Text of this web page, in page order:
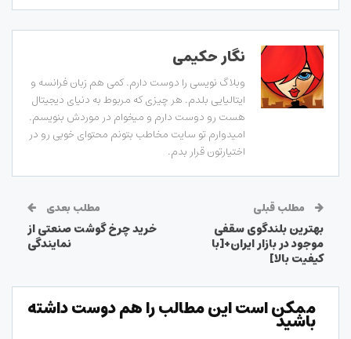
نگار حکیمی
وبلاگ نویسی را دوست دارم. کمی هم زبان فرانسه و
ایتالیایی بلدم. هر چیزی که مربوط به دنیای دیجیتال
هست رو دوست دارم و میخوام در موردش بنویسم.
امیدوارم تو سایت مخاطب بتونم محتوای خوبی رو در
اختیارتون قرار بدم.
مطلب قبلی
بهترین بلندگوی سقفی
موجود در بازار ایران+[با
کیفیت بالا]
مطلب بعدی
خرید چرخ گوشت صنعتی از
نمایندگی
ممکن است این مطالب را هم دوست داشته
باشید